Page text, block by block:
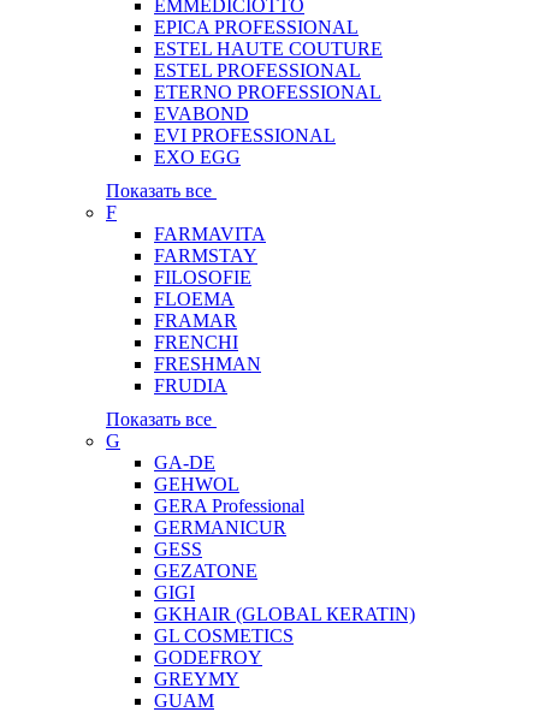
EMMEDICIOTTO
EPICA PROFESSIONAL
ESTEL HAUTE COUTURE
ESTEL PROFESSIONAL
ETERNO PROFESSIONAL
EVABOND
EVI PROFESSIONAL
EXO EGG
Показать все
F
FARMAVITA
FARMSTAY
FILOSOFIE
FLOEMA
FRAMAR
FRENCHI
FRESHMAN
FRUDIA
Показать все
G
GA-DE
GEHWOL
GERA Professional
GERMANICUR
GESS
GEZATONE
GIGI
GKHAIR (GLOBAL КЕRATIN)
GL COSMETICS
GODEFROY
GREYMY
GUAM